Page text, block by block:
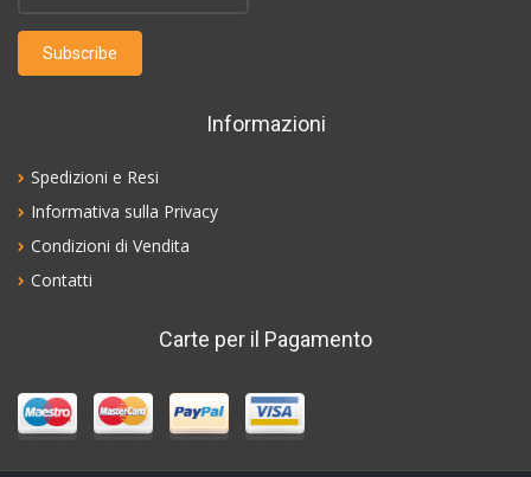
Informazioni
Spedizioni e Resi
Informativa sulla Privacy
Condizioni di Vendita
Contatti
Carte per il Pagamento